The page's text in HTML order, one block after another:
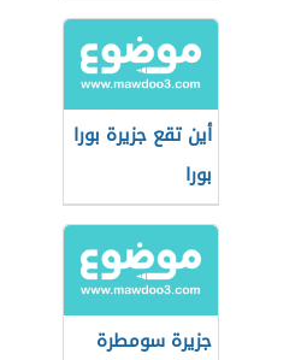
أين تقع جزيرة بورا
بورا
جزيرة سومطرة